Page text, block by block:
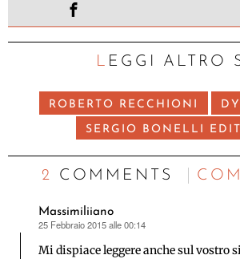
LEGGI ALTRO
ROBERTO RECCHIONI
SERGIO BONELLI
2 COMMENTS C
Massimiliiano
ha
detto:
25 Febbraio 2015 alle 00:14
Mi dispiace leggere anche sul vostro